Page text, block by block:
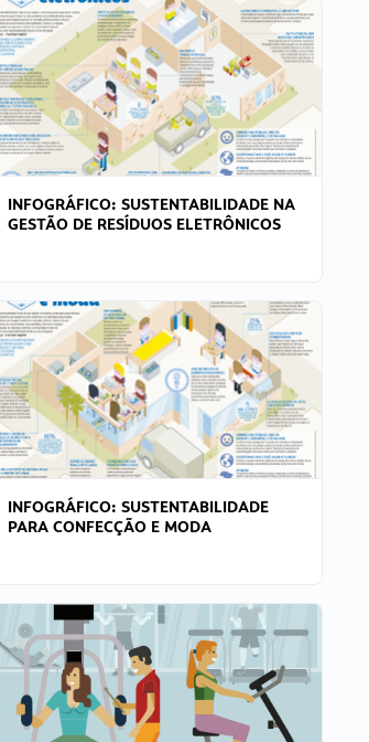
INFOGRÁFICO: SUSTENTABILIDADE NA
GESTÃO DE RESÍDUOS ELETRÔNICOS
INFOGRÁFICO: SUSTENTABILIDADE
PARA CONFECÇÃO E MODA